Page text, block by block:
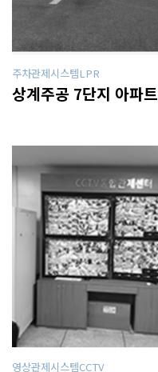
주차관제시스템LPR
상계주공 7단지 아파트
영상관제시스템CCTV